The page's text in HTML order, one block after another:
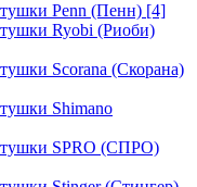
Penn (Пенн) [4]
Ryobi (Риоби)
Scorana (Скорана)
Shimano
SPRO (СПРО)